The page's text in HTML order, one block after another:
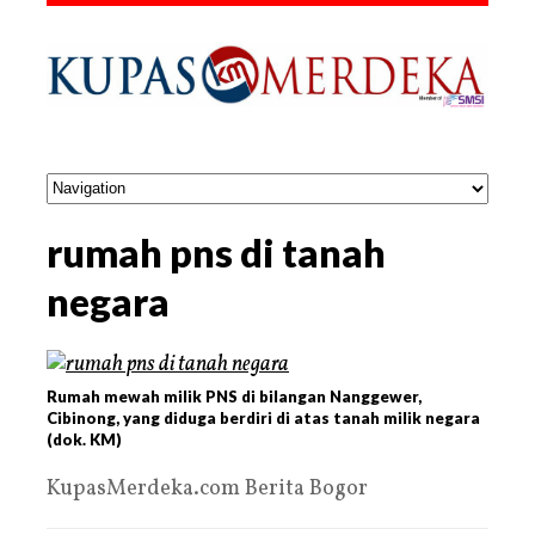
rumah pns di tanah
negara
Rumah mewah milik PNS di bilangan Nanggewer,
Cibinong, yang diduga berdiri di atas tanah milik negara
(dok. KM)
KupasMerdeka.com Berita Bogor